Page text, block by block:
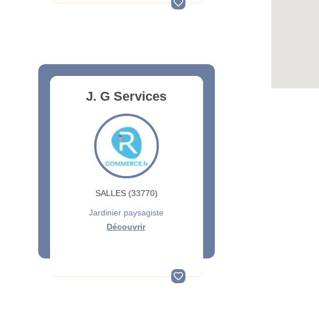
J. G Services
SALLES (33770)
Jardinier paysagiste
Découvrir